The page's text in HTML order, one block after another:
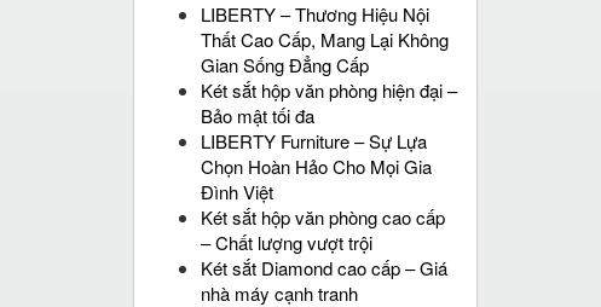
LIBERTY – Thương Hiệu Nội
Thất Cao Cấp, Mang Lại Không
Gian Sống Đẳng Cấp
Két sắt hộp văn phòng hiện đại –
Bảo mật tối đa
LIBERTY Furniture – Sự Lựa
Chọn Hoàn Hảo Cho Mọi Gia
Đình Việt
Két sắt hộp văn phòng cao cấp
– Chất lượng vượt trội
Két sắt Diamond cao cấp – Giá
nhà máy cạnh tranh